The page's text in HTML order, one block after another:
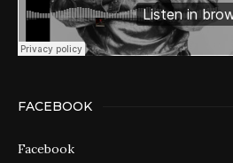
FACEBOOK
Facebook